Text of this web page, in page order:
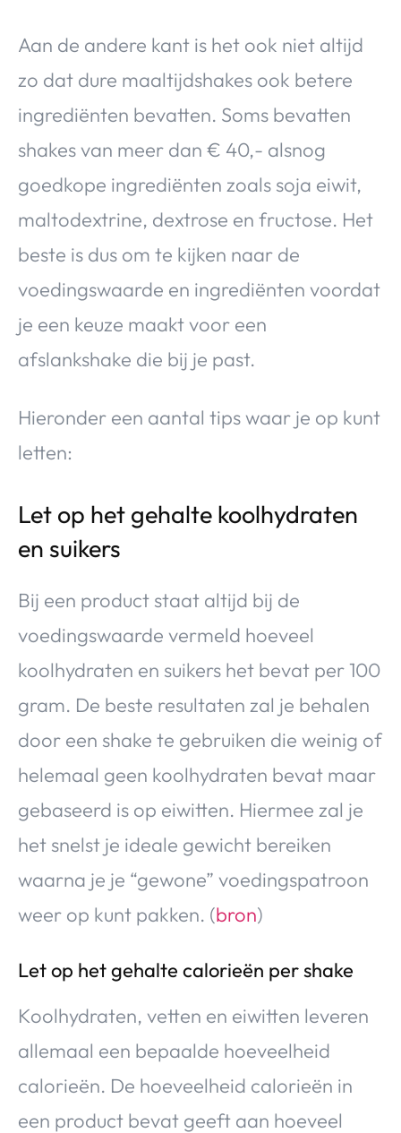
Aan de andere kant is het ook niet altijd
zo dat dure maaltijdshakes ook betere
ingrediënten bevatten. Soms bevatten
shakes van meer dan € 40,- alsnog
goedkope ingrediënten zoals soja eiwit,
maltodextrine, dextrose en fructose. Het
beste is dus om te kijken naar de
voedingswaarde en ingrediënten voordat
je een keuze maakt voor een
afslankshake die bij je past.
Hieronder een aantal tips waar je op kunt
letten:
Let op het gehalte koolhydraten
en suikers
Bij een product staat altijd bij de
voedingswaarde vermeld hoeveel
koolhydraten en suikers het bevat per 100
gram. De beste resultaten zal je behalen
door een shake te gebruiken die weinig of
helemaal geen koolhydraten bevat maar
gebaseerd is op eiwitten. Hiermee zal je
het snelst je ideale gewicht bereiken
waarna je je “gewone” voedingspatroon
weer op kunt pakken. (bron)
Let op het gehalte calorieën per shake
Koolhydraten, vetten en eiwitten leveren
allemaal een bepaalde hoeveelheid
calorieën. De hoeveelheid calorieën in
een product bevat geeft aan hoeveel